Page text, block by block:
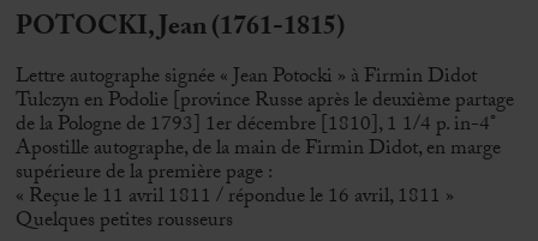
POTOCKI, Jean (1761-1815)
Lettre autographe signée « Jean Potocki » à Firmin Didot
Tulczyn en Podolie [province Russe après le deuxième partage
de la Pologne de 1793] 1er décembre [1810], 1 1/4 p. in-4°
Apostille autographe, de la main de Firmin Didot, en marge
supérieure de la première page :
« Reçue le 11 avril 1811 / répondue le 16 avril, 1811 »
Quelques petites rousseurs